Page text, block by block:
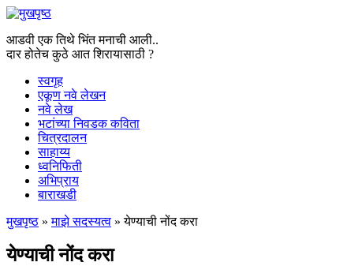
आडवी एक तिथे भिंत मनाची आली..
दार होतेच कुठे आत शिरायासाठी ?
स्वगृह
एकूण नवे लेखन
नवे लेख
भटांच्या निवडक कविता
चित्रदालन
साहाय्य
ध्वनिफिती
अभिप्राय
बाराखडी
You are here
मुखपृष्ठ »माझे सदस्यत्व » येण्याची नोंद करा
येण्याची नोंद करा